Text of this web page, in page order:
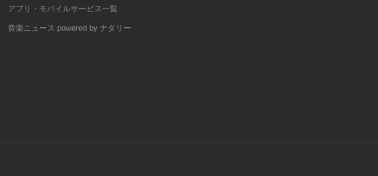
アプリ・モバイルサービス一覧
音楽ニュース powered by ナタリー